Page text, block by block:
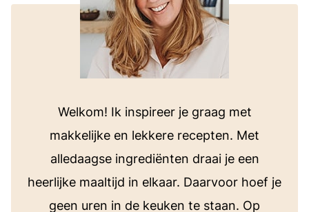
Welkom! Ik inspireer je graag met
makkelijke en lekkere recepten. Met
alledaagse ingrediënten draai je een
heerlijke maaltijd in elkaar. Daarvoor hoef je
geen uren in de keuken te staan. Op